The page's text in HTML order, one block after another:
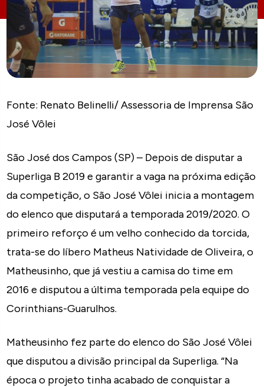
Fonte: Renato Belinelli/ Assessoria de Imprensa São
José Vôlei
São José dos Campos (SP) – Depois de disputar a
Superliga B 2019 e garantir a vaga na próxima edição
da competição, o São José Vôlei inicia a montagem
do elenco que disputará a temporada 2019/2020. O
primeiro reforço é um velho conhecido da torcida,
trata-se do líbero Matheus Natividade de Oliveira, o
Matheusinho, que já vestiu a camisa do time em
2016 e disputou a última temporada pela equipe do
Corinthians-Guarulhos.
Matheusinho fez parte do elenco do São José Vôlei
que disputou a divisão principal da Superliga. “Na
época o projeto tinha acabado de conquistar a